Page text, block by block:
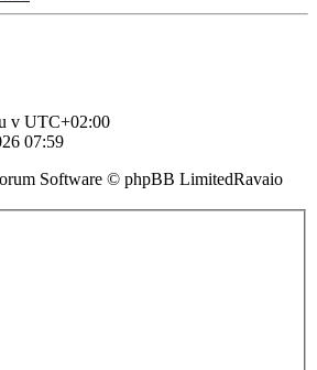
v UTC+02:00
07:59
Software © phpBB LimitedRavaio